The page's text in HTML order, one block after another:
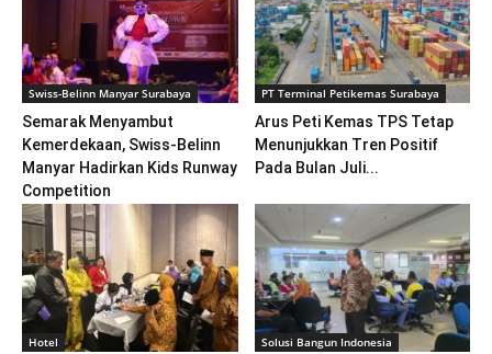
Swiss-Belinn Manyar Surabaya
Semarak Menyambut
Kemerdekaan, Swiss-Belinn
Manyar Hadirkan Kids Runway
Competition
PT Terminal Petikemas Surabaya
Arus Peti Kemas TPS Tetap
Menunjukkan Tren Positif
Pada Bulan Juli...
Hotel Solusi Bangun Indonesia